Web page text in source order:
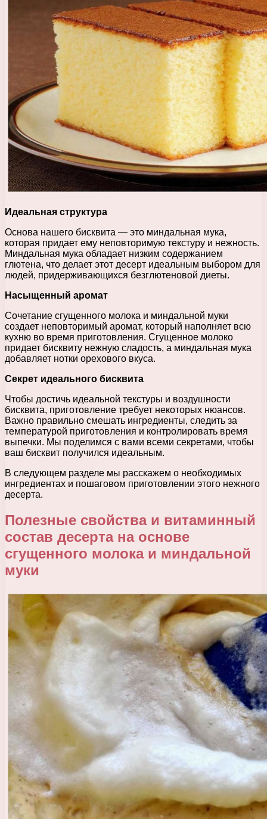
Идеальная структура
Основа нашего бисквита — это миндальная мука,
которая придает ему неповторимую текстуру и нежность.
Миндальная мука обладает низким содержанием
глютена, что делает этот десерт идеальным выбором для
людей, придерживающихся безглютеновой диеты.
Насыщенный аромат
Сочетание сгущенного молока и миндальной муки
создает неповторимый аромат, который наполняет всю
кухню во время приготовления. Сгущенное молоко
придает бисквиту нежную сладость, а миндальная мука
добавляет нотки орехового вкуса.
Секрет идеального бисквита
Чтобы достичь идеальной текстуры и воздушности
бисквита, приготовление требует некоторых нюансов.
Важно правильно смешать ингредиенты, следить за
температурой приготовления и контролировать время
выпечки. Мы поделимся с вами всеми секретами, чтобы
ваш бисквит получился идеальным.
В следующем разделе мы расскажем о необходимых
ингредиентах и пошаговом приготовлении этого нежного
десерта.
Полезные свойства и витаминный
состав десерта на основе
сгущенного молока и миндальной
муки